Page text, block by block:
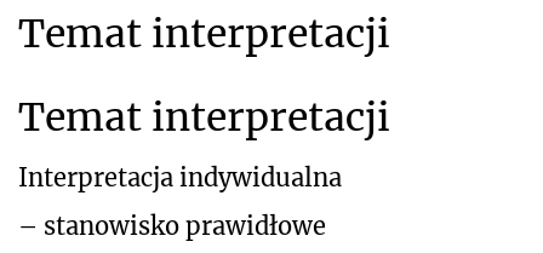
Temat interpretacji
Temat interpretacji
Interpretacja indywidualna
– stanowisko prawidłowe